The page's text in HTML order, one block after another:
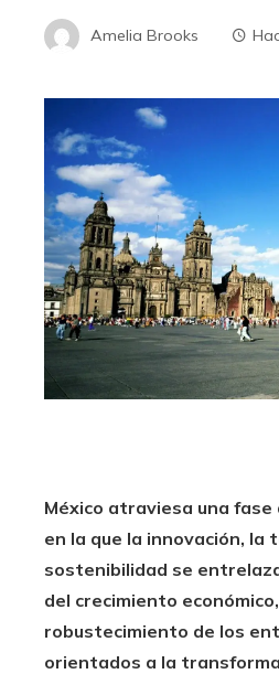
Amelia Brooks
México atraviesa una fase
en la que la innovación, la
sostenibilidad se
del crecimiento
robustecimiento de los
orientados a la